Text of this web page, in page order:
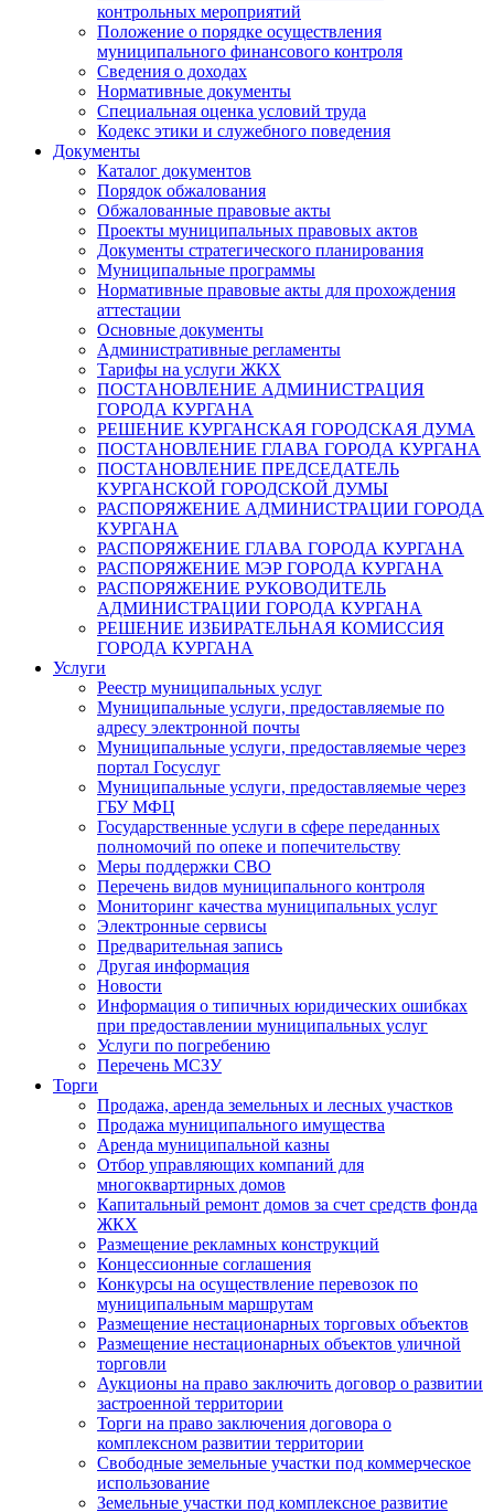
контрольных мероприятий
Положение о порядке осуществления
муниципального финансового контроля
Сведения о доходах
Нормативные документы
Специальная оценка условий труда
Кодекс этики и служебного поведения
Документы
Каталог документов
Порядок обжалования
Обжалованные правовые акты
Проекты муниципальных правовых актов
Документы стратегического планирования
Муниципальные программы
Нормативные правовые акты для прохождения
аттестации
Основные документы
Административные регламенты
Тарифы на услуги ЖКХ
ПОСТАНОВЛЕНИЕ АДМИНИСТРАЦИЯ
ГОРОДА КУРГАНА
РЕШЕНИЕ КУРГАНСКАЯ ГОРОДСКАЯ ДУМА
ПОСТАНОВЛЕНИЕ ГЛАВА ГОРОДА КУРГАНА
ПОСТАНОВЛЕНИЕ ПРЕДСЕДАТЕЛЬ
КУРГАНСКОЙ ГОРОДСКОЙ ДУМЫ
РАСПОРЯЖЕНИЕ АДМИНИСТРАЦИИ ГОРОДА
КУРГАНА
РАСПОРЯЖЕНИЕ ГЛАВА ГОРОДА КУРГАНА
РАСПОРЯЖЕНИЕ МЭР ГОРОДА КУРГАНА
РАСПОРЯЖЕНИЕ РУКОВОДИТЕЛЬ
АДМИНИСТРАЦИИ ГОРОДА КУРГАНА
РЕШЕНИЕ ИЗБИРАТЕЛЬНАЯ КОМИССИЯ
ГОРОДА КУРГАНА
Услуги
Реестр муниципальных услуг
Муниципальные услуги, предоставляемые по
адресу электронной почты
Муниципальные услуги, предоставляемые через
портал Госуслуг
Муниципальные услуги, предоставляемые через
ГБУ МФЦ
Государственные услуги в сфере переданных
полномочий по опеке и попечительству
Меры поддержки СВО
Перечень видов муниципального контроля
Мониторинг качества муниципальных услуг
Электронные сервисы
Предварительная запись
Другая информация
Новости
Информация о типичных юридических ошибках
при предоставлении муниципальных услуг
Услуги по погребению
Перечень МСЗУ
Торги
Продажа, аренда земельных и лесных участков
Продажа муниципального имущества
Аренда муниципальной казны
Отбор управляющих компаний для
многоквартирных домов
Капитальный ремонт домов за счет средств фонда
ЖКХ
Размещение рекламных конструкций
Концессионные соглашения
Конкурсы на осуществление перевозок по
муниципальным маршрутам
Размещение нестационарных торговых объектов
Размещение нестационарных объектов уличной
торговли
Аукционы на право заключить договор о развитии
застроенной территории
Торги на право заключения договора о
комплексном развитии территории
Свободные земельные участки под коммерческое
использование
Земельные участки под комплексное развитие